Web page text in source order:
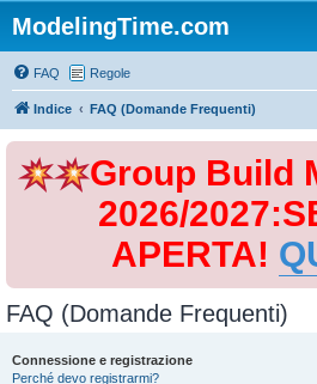
ModelingTime.com
FAQ Regole
Indice FAQ (Domande Frequenti)
Group Build
2026/
APERTA!
FAQ (Domande Frequenti)
Connessione e registrazione
Perché devo registrarmi?